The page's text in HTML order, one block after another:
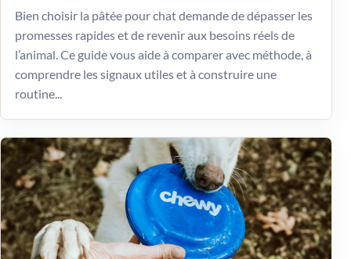
Bien choisir la pâtée pour chat demande de dépasser les
promesses rapides et de revenir aux besoins réels de
l’animal. Ce guide vous aide à comparer avec méthode, à
comprendre les signaux utiles et à construire une
routine...